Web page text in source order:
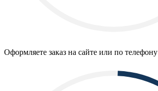
Оформляете заказ на сайте или по телефону